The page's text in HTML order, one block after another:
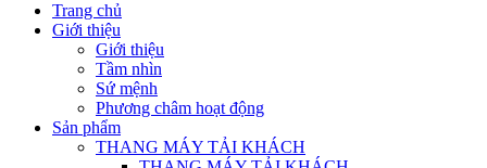
Trang chủ
Giới thiệu
Giới thiệu
Tầm nhìn
Sứ mệnh
Phương châm hoạt động
Sản phẩm
THANG MÁY TẢI KHÁCH